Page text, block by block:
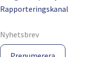
Rapporteringskanal
Nyhetsbrev